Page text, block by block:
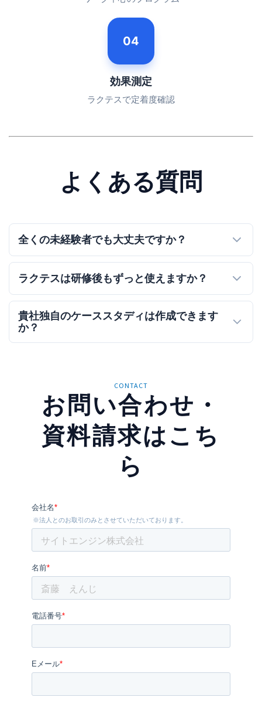
04
効果測定
ラクテスで定着度確認
よくある質問
全くの未経験者でも大丈夫ですか？
ラクテスは研修後もずっと使えますか？
貴社独自のケーススタディは作成できます
か？
CONTACT
お問い合わせ・
資料請求はこち
ら